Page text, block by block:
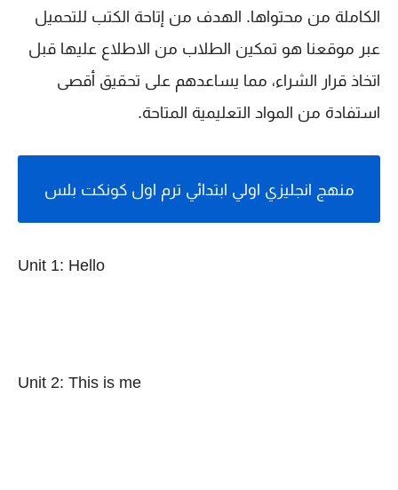
الكاملة من محتواها. الهدف من إتاحة الكتب للتحميل
عبر موقعنا هو تمكين الطلاب من الاطلاع عليها قبل
اتخاذ قرار الشراء، مما يساعدهم على تحقيق أقصى
استفادة من المواد التعليمية المتاحة.
منهج انجليزي اولي ابتدائي ترم اول كونكت بلس
Unit 1: Hello
Unit 2: This is me